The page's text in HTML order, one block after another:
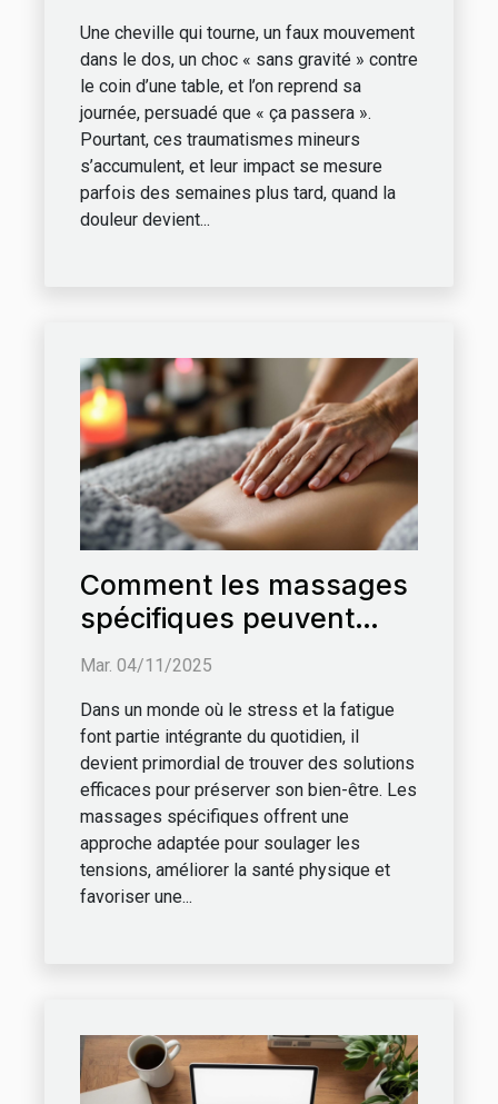
Une cheville qui tourne, un faux mouvement
dans le dos, un choc « sans gravité » contre
le coin d’une table, et l’on reprend sa
journée, persuadé que « ça passera ».
Pourtant, ces traumatismes mineurs
s’accumulent, et leur impact se mesure
parfois des semaines plus tard, quand la
douleur devient...
Comment les massages
spécifiques peuvent
améliorer votre bien-
Mar. 04/11/2025
Dans un monde où le stress et la fatigue
font partie intégrante du quotidien, il
devient primordial de trouver des solutions
efficaces pour préserver son bien-être. Les
massages spécifiques offrent une
approche adaptée pour soulager les
tensions, améliorer la santé physique et
favoriser une...